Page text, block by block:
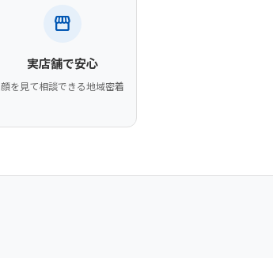
storefront
実店舗で安心
顔を見て相談できる地域密着